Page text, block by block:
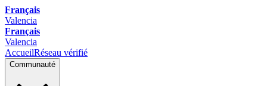
Français
Valencia
Français
Valencia
AccueilRéseau vérifié
Communauté